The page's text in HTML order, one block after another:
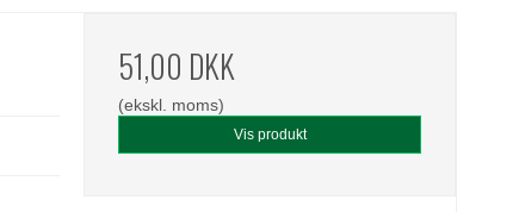
51,00 DKK
(ekskl. moms)
Vis produkt